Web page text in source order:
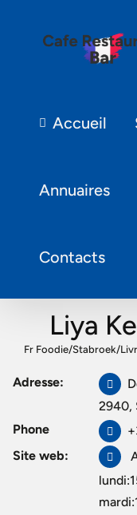
Accueil
Annuaires
Contacts
Liya
Fr Foodie/Stabroek/
Adresse:
2940,
Phone
Site web: